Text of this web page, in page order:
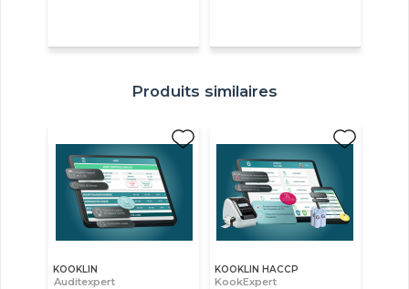
Produits similaires
KOOKLIN
Auditexpert
KOOKLIN HACCP
KookExpert